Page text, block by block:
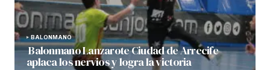
BALONMANO
Balonmano Lanzarote Ciudad de Arrecife
aplaca los nervios y logra la victoria